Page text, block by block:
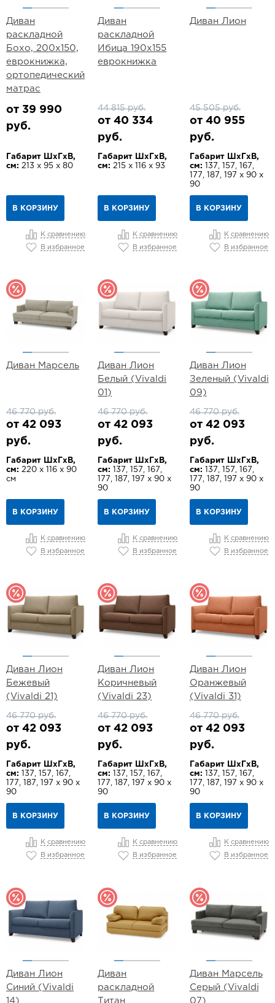
Диван
раскладной
Бохо, 200х150,
еврокнижка,
ортопедический
матрас
от 39 990
руб.
Габарит ШхГхВ,
см: 213 х 95 х 80
В КОРЗИНУ
К сравнению
В избранное
Диван
раскладной
Ибица 190х155
еврокнижка
44 815 руб.
от 40 334
руб.
Габарит ШхГхВ,
см: 215 х 116 х 93
В КОРЗИНУ
К сравнению
В избранное
Диван Лион
45 505 руб.
от 40 955
руб.
Габарит ШхГхВ,
см: 137, 157, 167,
177, 187, 197 х 90 х
90
В КОРЗИНУ
К сравнению
В избранное
Диван Марсель
46 770 руб.
от 42 093
руб.
Габарит ШхГхВ,
см: 220 х 116 х 90
см
В КОРЗИНУ
К сравнению
В избранное
Диван Лион
Белый (Vivaldi
01)
46 770 руб.
от 42 093
руб.
Габарит ШхГхВ,
см:
137, 157, 167,
177, 187, 197 х 90 х
90
В КОРЗИНУ
К сравнению
В избранное
Диван Лион
Зеленый (Vivaldi
09)
46 770 руб.
от 42 093
руб.
Габарит ШхГхВ,
см: 137, 157, 167,
177, 187, 197 х 90 х
90
В КОРЗИНУ
К сравнению
В избранное
Диван Лион
Бежевый
(Vivaldi 21)
46 770 руб.
от 42 093
руб.
Габарит ШхГхВ,
см: 137, 157, 167,
177, 187, 197 х 90 х
90
В КОРЗИНУ
К сравнению
В избранное
Диван Лион
Коричневый
(Vivaldi 23)
46 770 руб.
от 42 093
руб.
Габарит ШхГхВ,
см:
137, 157, 167,
177, 187, 197 х 90 х
90
В КОРЗИНУ
К сравнению
В избранное
Диван Лион
Оранжевый
(Vivaldi 31)
46 770 руб.
от 42 093
руб.
Габарит ШхГхВ,
см: 137, 157, 167,
177, 187, 197 х 90 х
90
В КОРЗИНУ
К сравнению
В избранное
Диван Лион
Синий (Vivaldi
14)
Диван
раскладной
Титан
Диван Марсель
Серый (Vivaldi
07)